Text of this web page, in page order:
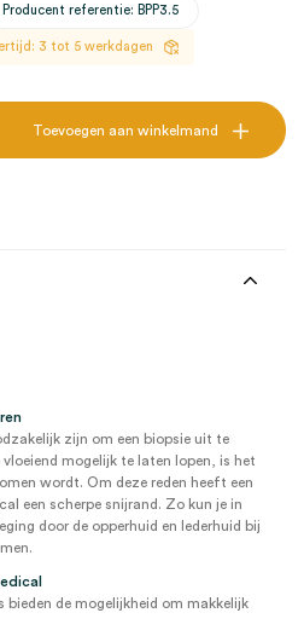
Producent referentie: BPP3.5
3 tot 5 werkdagen
Toevoegen aan winkelmand
zijn om een biopsie uit te
mogelijk te laten lopen, is het
wordt. Om deze reden heeft een
een scherpe snijrand. Zo kun je in
door de opperhuid en lederhuid bij
bieden de mogelijkheid om makkelijk